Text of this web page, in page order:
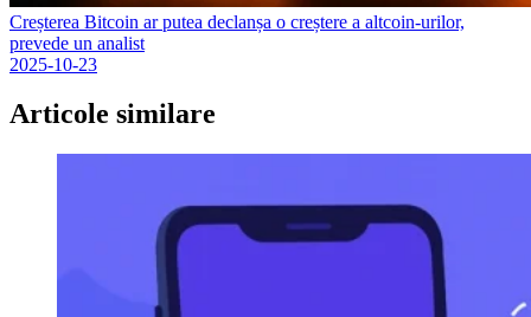
Creșterea Bitcoin ar putea declanșa o creștere a altcoin-urilor,
prevede un analist
2025-10-23
Articole similare